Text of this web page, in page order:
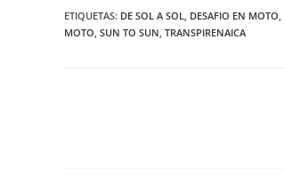
ETIQUETAS: DE SOL A SOL, DESAFIO EN MOTO,
MOTO, SUN TO SUN, TRANSPIRENAICA